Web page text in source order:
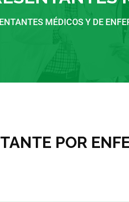
MÉDICOS Y DE
POR